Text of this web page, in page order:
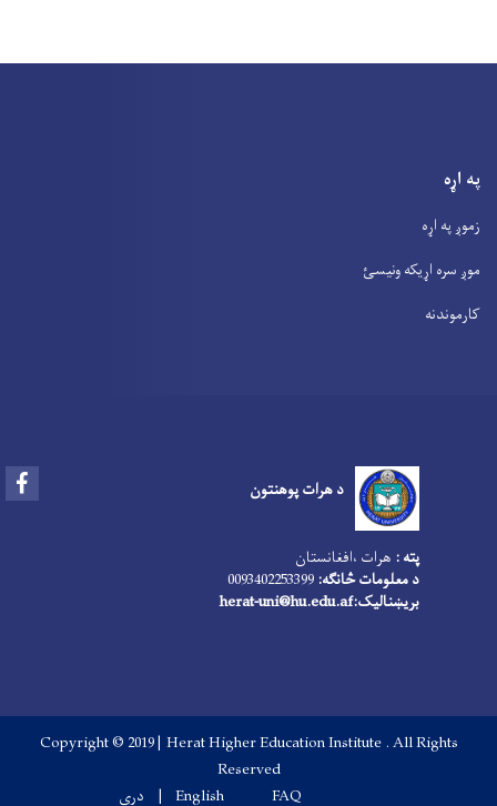
په اړه
زموږ په اړه
موږ سره اړیکه ونیسئ
کارموندنه
د هرات پوهنتون
پته : هرات ،افغانستان
د معلومات څانګه:
بریښنالیک:herat-uni@hu.edu.af
Copyright © 2019 | Herat Higher Education Institute . All Rights
Reserved
FAQ
English دری